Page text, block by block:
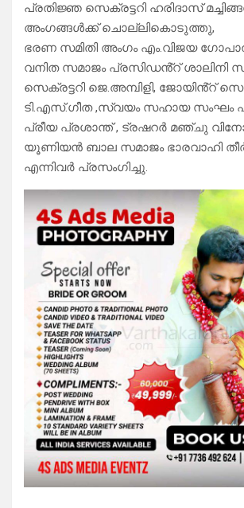
പ്രതിജ്ഞ സെക്രട്ടറി ഹരിദാസ്
അംഗങ്ങൾക്ക് ചൊല്ലികൊടുത്തു,
ഭരണ സമിതി അംഗം എം.വിജയ
വനിത സമാജം പ്രസിഡൻ്റ് ശാലിനി
സെക്രട്ടറി ജെ.അമ്പിളി, ജോയിൻ്റ്
ടി.എസ്.ഗീത ,സ്വയം സഹായ സംഘം
പ്രീയ പ്രശാന്ത് , ട്രഷറർ മഞ്ചു
യൂണിയൻ ബാല സമാജം ഭാരവാഹി
എന്നിവർ പ്രസംഗിച്ചു.